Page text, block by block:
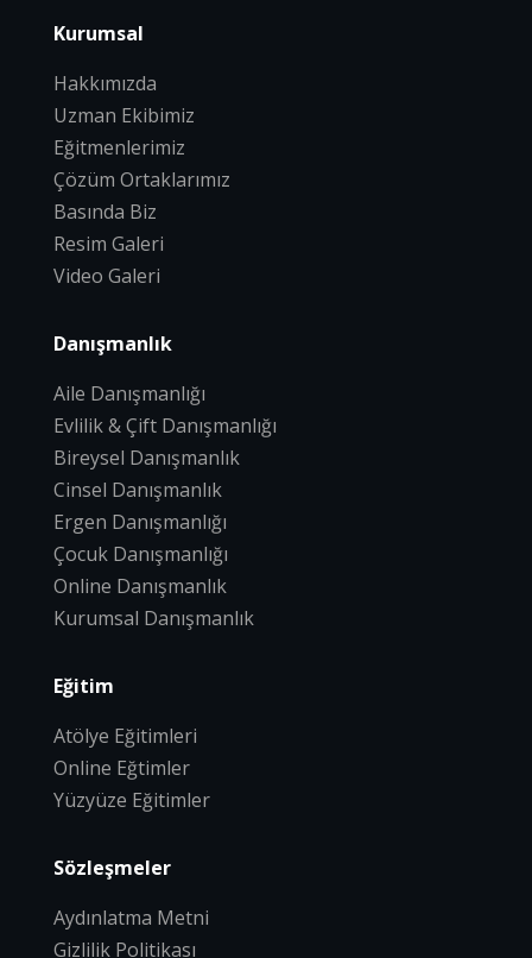
Kurumsal
Hakkımızda
Uzman Ekibimiz
Eğitmenlerimiz
Çözüm Ortaklarımız
Basında Biz
Resim Galeri
Video Galeri
Danışmanlık
Aile Danışmanlığı
Evlilik & Çift Danışmanlığı
Bireysel Danışmanlık
Cinsel Danışmanlık
Ergen Danışmanlığı
Çocuk Danışmanlığı
Online Danışmanlık
Kurumsal Danışmanlık
Eğitim
Atölye Eğitimleri
Online Eğtimler
Yüzyüze Eğitimler
Sözleşmeler
Aydınlatma Metni
Gizlilik Politikası